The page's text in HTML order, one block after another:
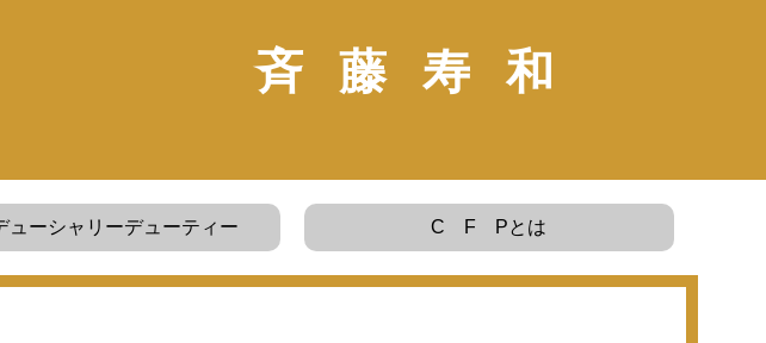
斉藤寿和
ューシャリーデューティー C F Pとは